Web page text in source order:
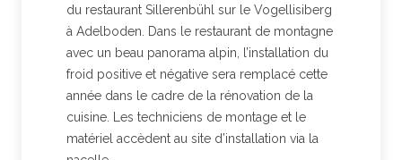
du restaurant Sillerenbühl sur le Vogellisiberg
à Adelboden. Dans le restaurant de montagne
avec un beau panorama alpin, l’installation du
froid positive et négative sera remplacé cette
année dans le cadre de la rénovation de la
cuisine. Les techniciens de montage et le
matériel accèdent au site d’installation via la